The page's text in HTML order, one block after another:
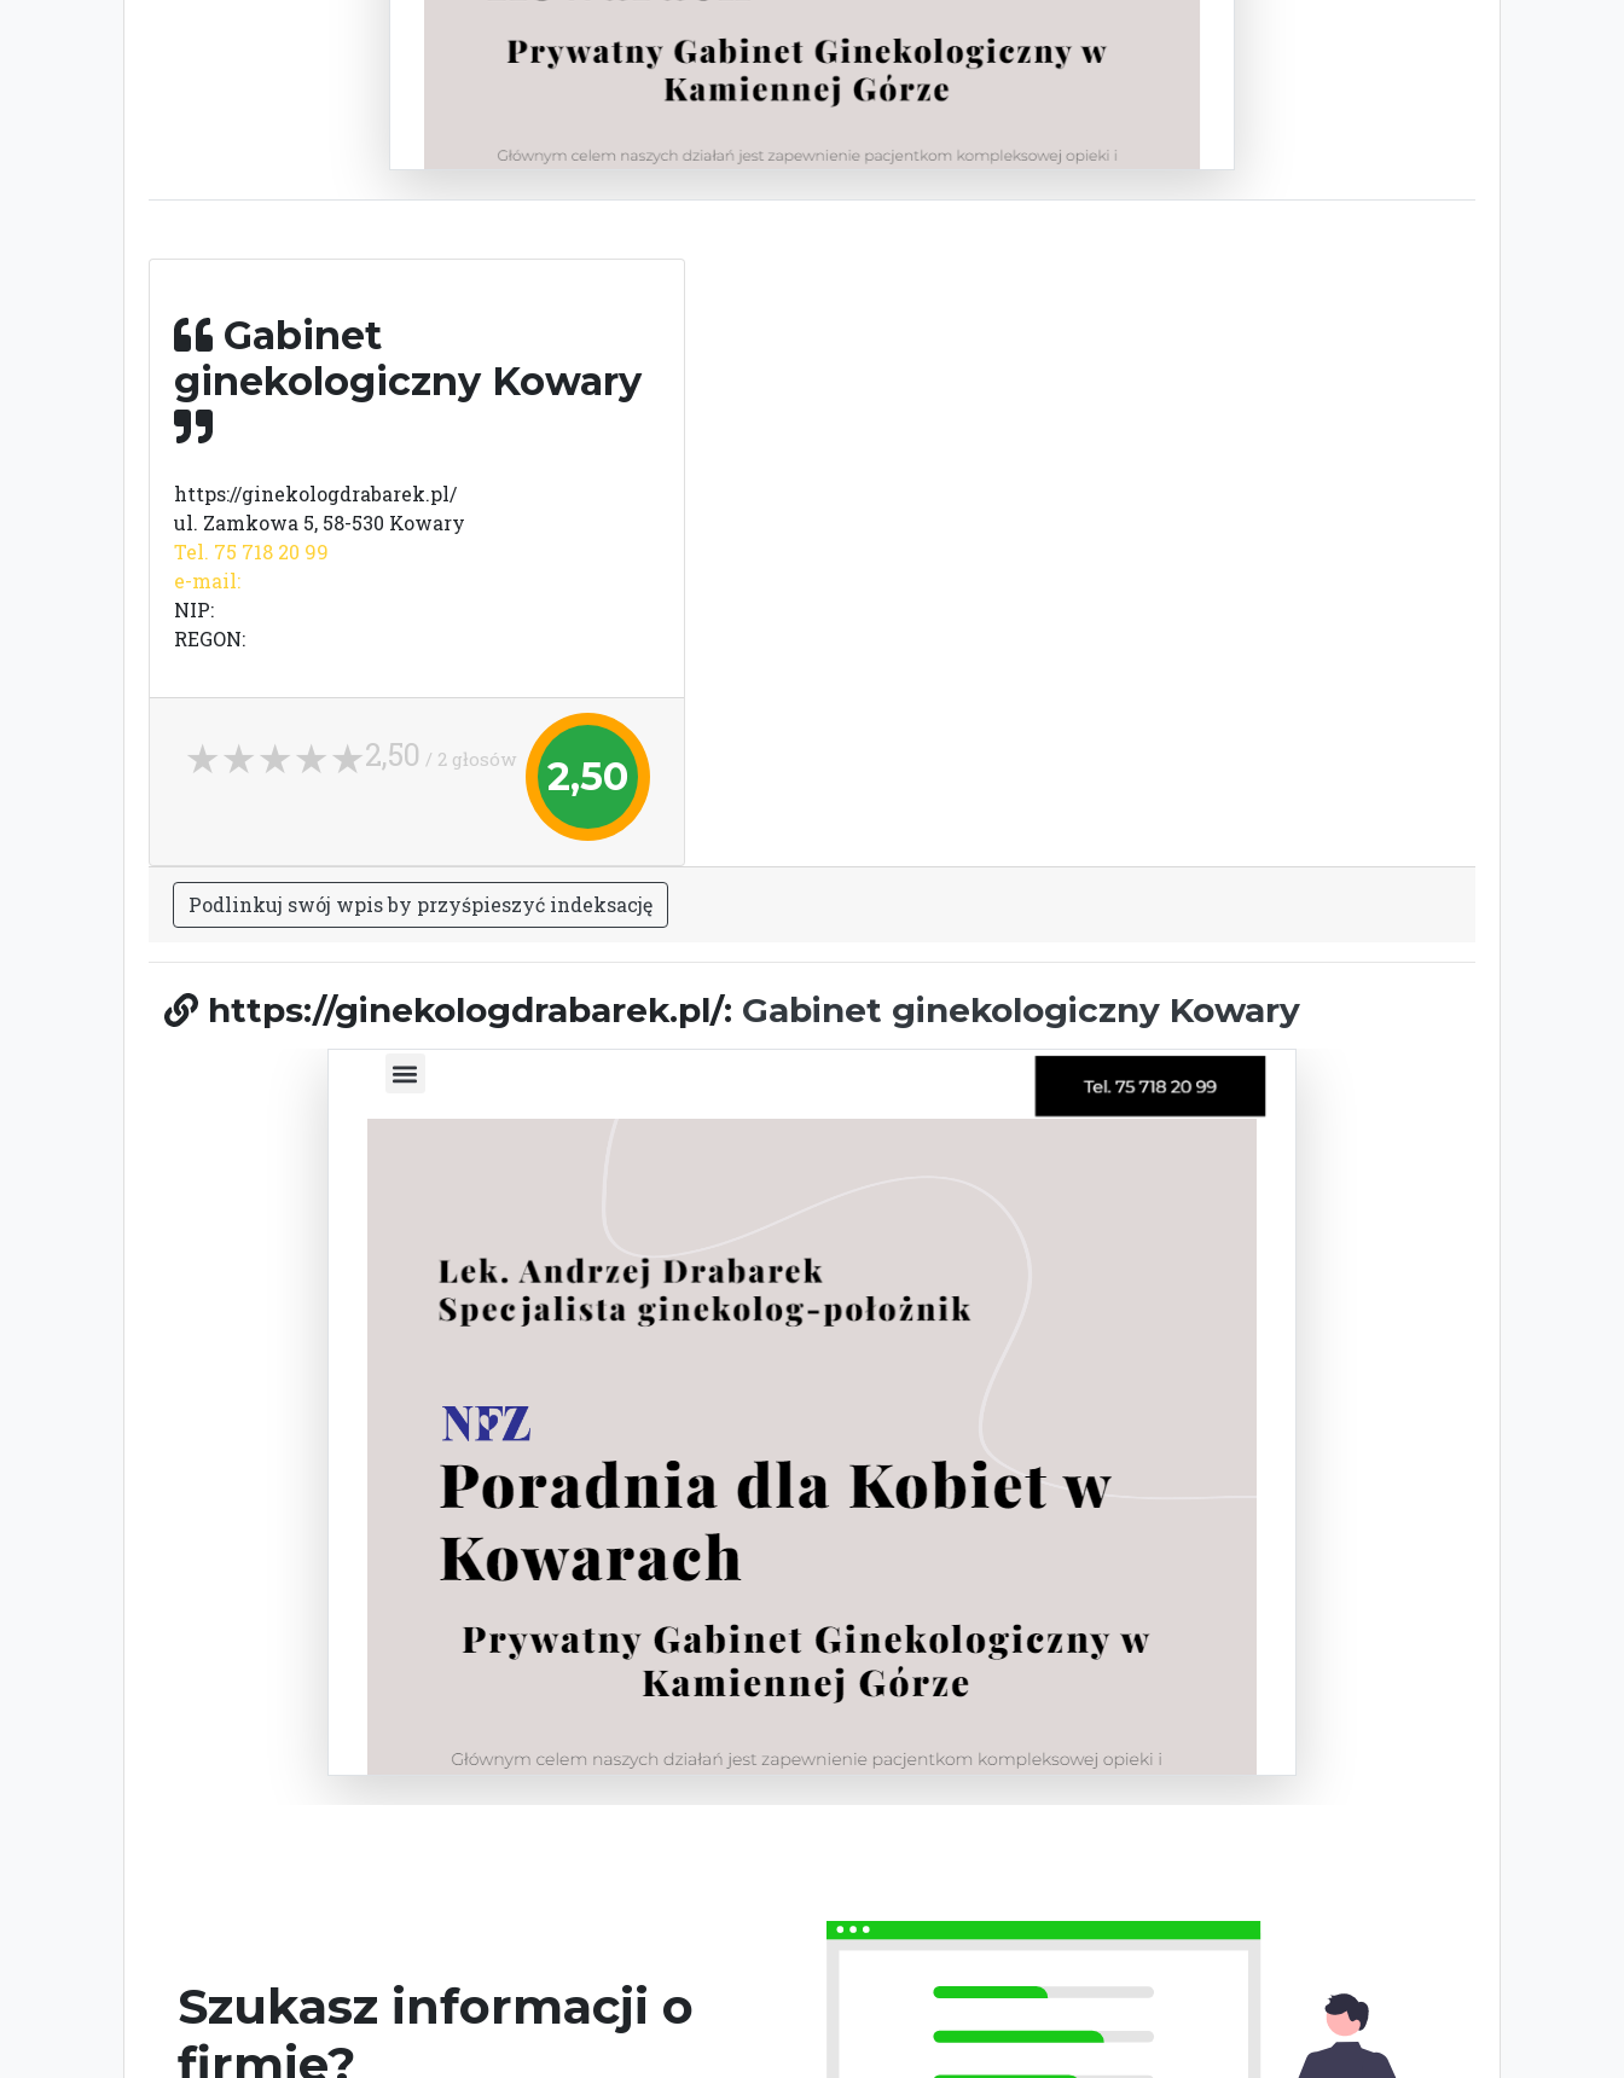
Gabinet
ginekologiczny Kowary
https://ginekologdrabarek.pl/
ul. Zamkowa 5, 58-530 Kowary
Tel. 75 718 20 99
e-mail:
NIP:
REGON:
2,50
2,50 / 2 głosów
Podlinkuj swój wpisby przyśpieszyć indeksację
https://ginekologdrabarek.pl/: Gabinet ginekologiczny Kowary
Szukasz informacji o
firmie?